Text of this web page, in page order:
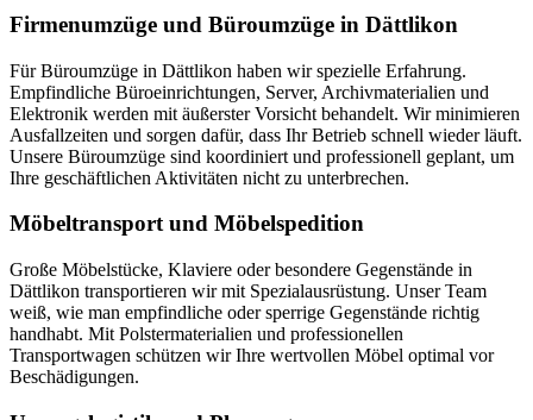
Firmenumzüge und Büroumzüge in Dättlikon
Für Büroumzüge in Dättlikon haben wir spezielle Erfahrung.
Empfindliche Büroeinrichtungen, Server, Archivmaterialien und
Elektronik werden mit äußerster Vorsicht behandelt. Wir minimieren
Ausfallzeiten und sorgen dafür, dass Ihr Betrieb schnell wieder läuft.
Unsere Büroumzüge sind koordiniert und professionell geplant, um
Ihre geschäftlichen Aktivitäten nicht zu unterbrechen.
Möbeltransport und Möbelspedition
Große Möbelstücke, Klaviere oder besondere Gegenstände in
Dättlikon transportieren wir mit Spezialausrüstung. Unser Team
weiß, wie man empfindliche oder sperrige Gegenstände richtig
handhabt. Mit Polstermaterialien und professionellen
Transportwagen schützen wir Ihre wertvollen Möbel optimal vor
Beschädigungen.